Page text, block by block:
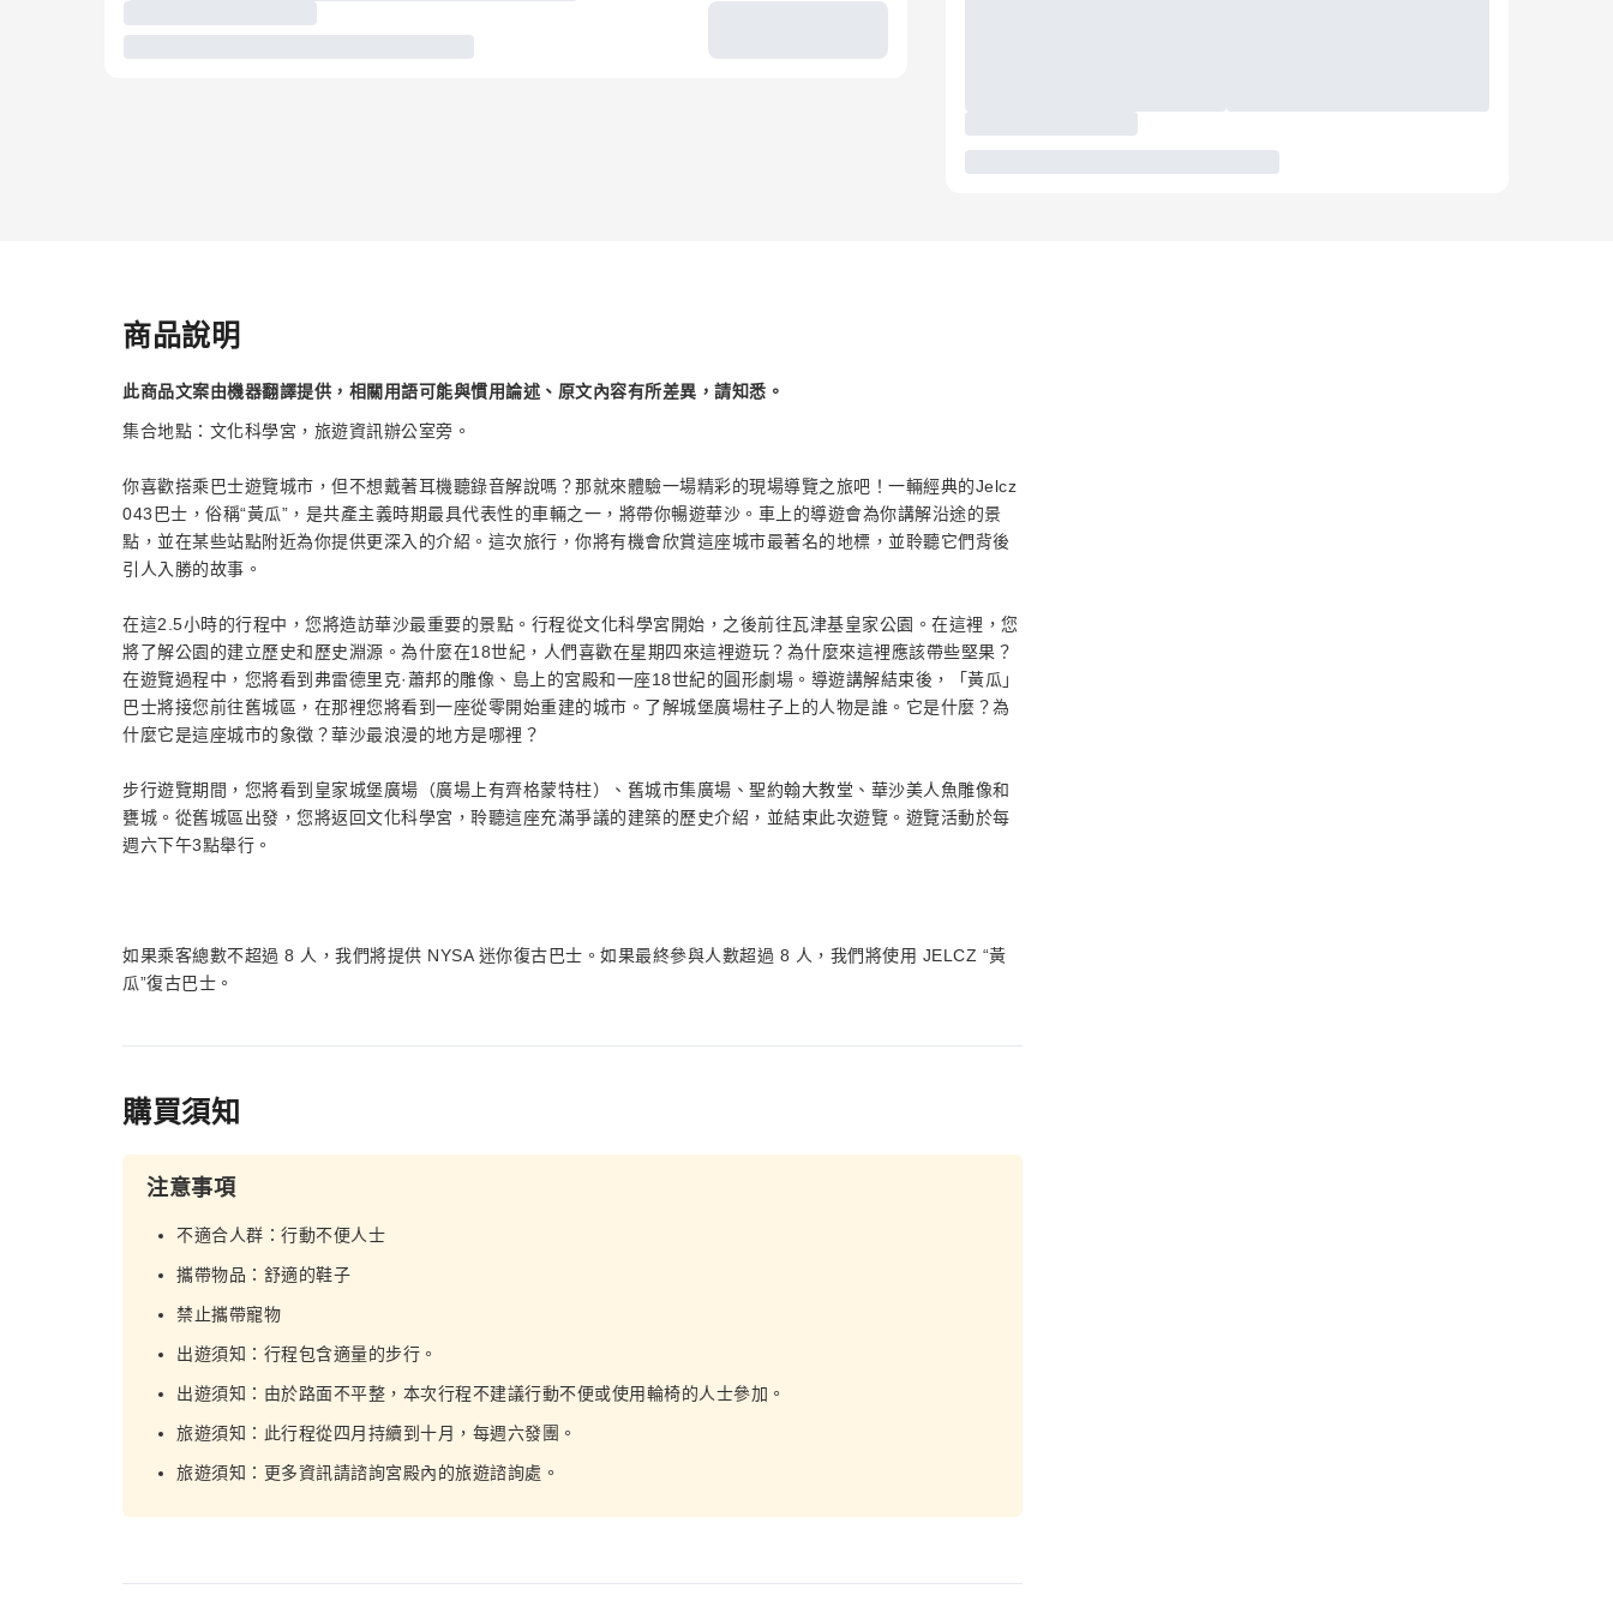
商品說明
此商品文案由機器翻譯提供，相關用語可能與慣用論述、原文內容有所差異，請知悉。
集合地點：文化科學宮，旅遊資訊辦公室旁。
你喜歡搭乘巴士遊覽城市，但不想戴著耳機聽錄音解說嗎？那就來體驗一場精彩的現場導覽之旅吧！一輛經典的Jelcz
043巴士，俗稱“黃瓜”，是共產主義時期最具代表性的車輛之一，將帶你暢遊華沙。車上的導遊會為你講解沿途的景
點，並在某些站點附近為你提供更深入的介紹。這次旅行，你將有機會欣賞這座城市最著名的地標，並聆聽它們背後
引人入勝的故事。
在這2.5小時的行程中，您將造訪華沙最重要的景點。行程從文化科學宮開始，之後前往瓦津基皇家公園。在這裡，您
將了解公園的建立歷史和歷史淵源。為什麼在18世紀，人們喜歡在星期四來這裡遊玩？為什麼來這裡應該帶些堅果？
在遊覽過程中，您將看到弗雷德里克·蕭邦的雕像、島上的宮殿和一座18世紀的圓形劇場。導遊講解結束後，「黃瓜」
巴士將接您前往舊城區，在那裡您將看到一座從零開始重建的城市。了解城堡廣場柱子上的人物是誰。它是什麼？為
什麼它是這座城市的象徵？華沙最浪漫的地方是哪裡？
步行遊覽期間，您將看到皇家城堡廣場（廣場上有齊格蒙特柱）、舊城市集廣場、聖約翰大教堂、華沙美人魚雕像和
甕城。從舊城區出發，您將返回文化科學宮，聆聽這座充滿爭議的建築的歷史介紹，並結束此次遊覽。遊覽活動於每
週六下午3點舉行。
如果乘客總數不超過 8 人，我們將提供 NYSA 迷你復古巴士。如果最終參與人數超過 8 人，我們將使用 JELCZ “黃
瓜”復古巴士。
購買須知
注意事項
不適合人群：行動不便人士
攜帶物品：舒適的鞋子
禁止攜帶寵物
出遊須知：行程包含適量的步行。
出遊須知：由於路面不平整，本次行程不建議行動不便或使用輪椅的人士參加。
旅遊須知：此行程從四月持續到十月，每週六發團。
旅遊須知：更多資訊請諮詢宮殿內的旅遊諮詢處。